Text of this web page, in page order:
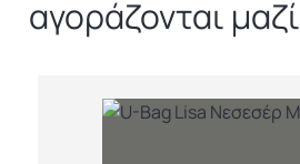
αγοράζονται μαζί